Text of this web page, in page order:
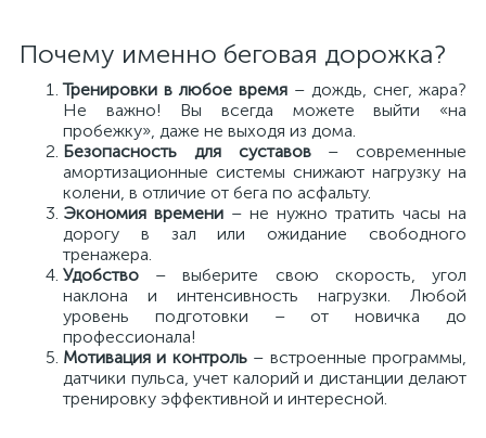
Почему именно беговая дорожка?
Тренировки в любое время – дождь, снег, жара?
Не важно! Вы всегда можете выйти «на
пробежку», даже не выходя из дома.
Безопасность для суставов– современные
амортизационные системы снижают нагрузку на
колени, в отличие от бега по асфальту.
Экономия времени – не нужно тратить часы на
дорогу в зал или ожидание свободного
тренажера.
Удобство – выберите свою скорость, угол
наклона и интенсивность нагрузки. Любой
уровень подготовки – от новичка до
профессионала!
Мотивация и контроль– встроенные программы,
датчики пульса, учет калорий и дистанции делают
тренировку эффективной и интересной.